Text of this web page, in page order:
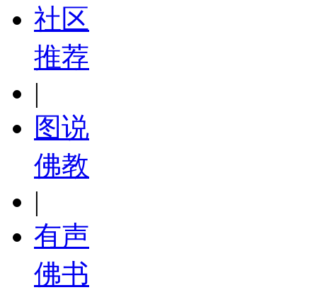
社区
推荐
|
图说
佛教
|
有声
佛书